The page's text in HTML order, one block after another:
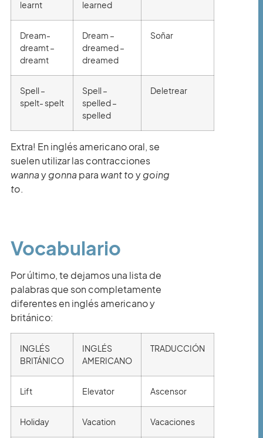
learnt
learned
Dream-
dreamt –
dreamt
Dream –
dreamed –
dreamed
Soñar
Spell –
spelt- spelt
Spell –
spelled –
spelled
Deletrear
Extra! En inglés americano oral, se
suelen utilizar las contracciones
wannaygonna parawant toygoing
to.
Vocabulario
Por último, te dejamos una lista de
palabras que son completamente
diferentes en inglés americano y
británico:
INGLÉS
BRITÁNICO
INGLÉS
AMERICANO
TRADUCCIÓN
Lift Elevator Ascensor
Holiday Vacation Vacaciones